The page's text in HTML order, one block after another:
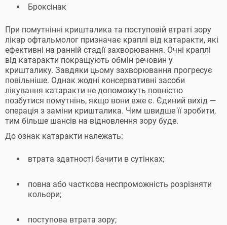
Броксінак
При помутнінні кришталика та поступовій втраті зору
лікар офтальмолог призначає краплі від катаракти, які
ефективні на ранній стадії захворювання. Очні краплі
від катаракти покращують обмін речовин у
кришталику. Завдяки цьому захворювання прогресує
повільніше. Однак жодні консервативні засоби
лікування катаракти не допоможуть повністю
позбутися помутнінь, якщо вони вже є. Єдиний вихід —
операція з заміни кришталика. Чим швидше її зробити,
тим більше шансів на відновлення зору буде.
До ознак катаракти належать:
втрата здатності бачити в сутінках;
повна або часткова неспроможність розрізняти
кольори;
поступова втрата зору;